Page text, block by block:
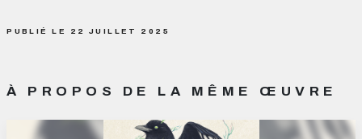
PUBLIÉ LE 22 JUILLET 2025
À PROPOS DE LA MÊME ŒUVRE